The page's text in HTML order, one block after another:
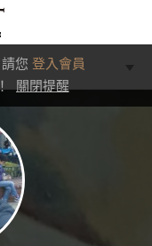
您 登入會員
關閉提醒